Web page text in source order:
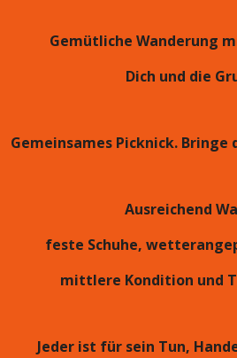
Gemütliche Wanderung
Dich und die
Gemeinsames Picknick.
Ausreichend
feste Schuhe,
mittlere Kondition und
Jeder ist für sein Tun,